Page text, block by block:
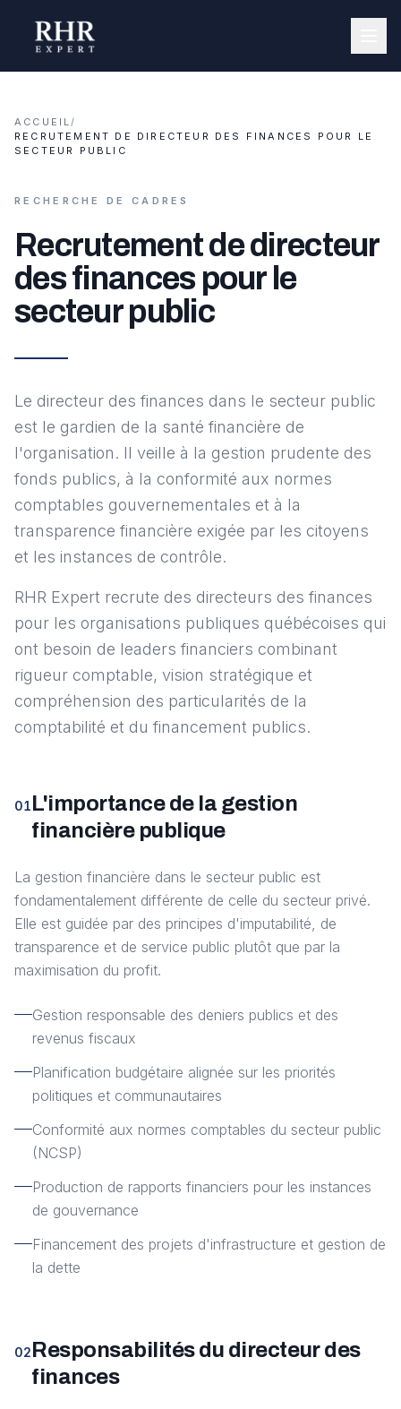
ACCUEIL/
RECRUTEMENT DE DIRECTEUR DES FINANCES POUR LE
SECTEUR PUBLIC
RECHERCHE DE CADRES
Recrutement de directeur
des finances pour le
secteur public
Le directeur des finances dans le secteur public
est le gardien de la santé financière de
l'organisation. Il veille à la gestion prudente des
fonds publics, à la conformité aux normes
comptables gouvernementales et à la
transparence financière exigée par les citoyens
et les instances de contrôle.
RHR Expert recrute des directeurs des finances
pour les organisations publiques québécoises qui
ont besoin de leaders financiers combinant
rigueur comptable, vision stratégique et
compréhension des particularités de la
comptabilité et du financement publics.
01L'importance de la gestion
financière publique
La gestion financière dans le secteur public est
fondamentalement différente de celle du secteur privé.
Elle est guidée par des principes d'imputabilité, de
transparence et de service public plutôt que par la
maximisation du profit.
Gestion responsable des deniers publics et des
revenus fiscaux
Planification budgétaire alignée sur les priorités
politiques et communautaires
Conformité aux normes comptables du secteur public
(NCSP)
Production de rapports financiers pour les instances
de gouvernance
Financement des projets d'infrastructure et gestion de
la dette
02Responsabilités du directeur des
finances